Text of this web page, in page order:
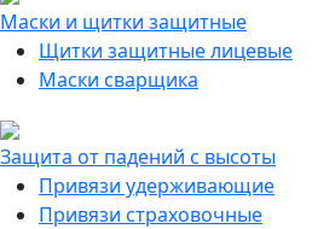
Маски и щитки защитные
Щитки защитные лицевые
Маски сварщика
Защита от падений с высоты
Привязи удерживающие
Привязи страховочные